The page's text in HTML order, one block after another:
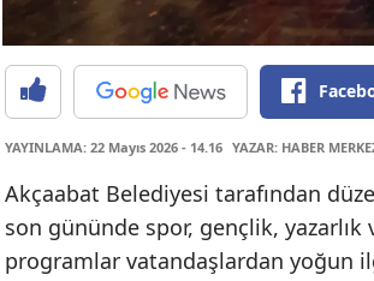
YAYINLAMA: 22 Mayıs 2026 - 14.16 YAZAR: HABER
Akçaabat Belediyesi tarafından
son gününde spor, gençlik,
programlar vatandaşlardan yoğun